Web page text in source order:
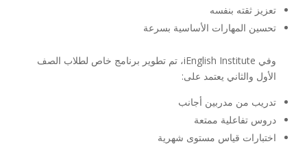
تعزيز ثقته بنفسه
تحسين المهارات الأساسية بسرعة
وفي iEnglish Institute، تم تطوير برنامج خاص لطلاب الصف
الأول والثاني يعتمد على:
تدريب من مدربين أجانب
دروس تفاعلية ممتعة
اختبارات قياس مستوى شهرية